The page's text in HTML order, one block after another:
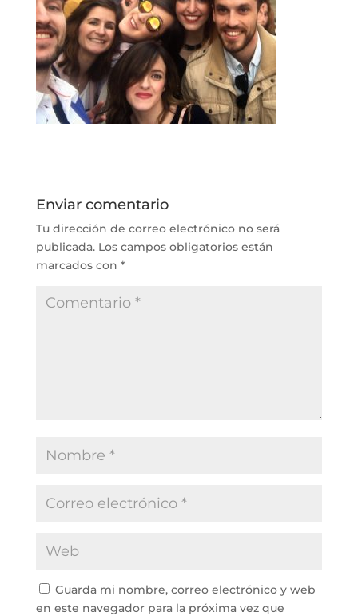
Enviar comentario
Tu dirección de correo electrónico no será
publicada. Los campos obligatorios están
marcados con *
Guarda mi nombre, correo electrónico y web
en este navegador para la próxima vez que